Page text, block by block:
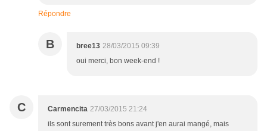
Répondre
B bree13 28/03/2015 09:39
oui merci, bon week-end !
C Carmencita 27/03/2015 21:24
ils sont surement très bons avant j'en aurai mangé, mais